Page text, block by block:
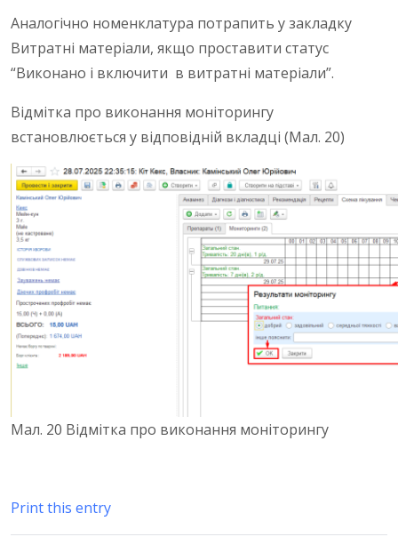
Аналогічно номенклатура потрапить у закладку
Витратні матеріали, якщо проставити статус
“Виконано і включити в витратні матеріали”.
Відмітка про виконання моніторингу
встановлюється у відповідній вкладці (Мал. 20)
Мал. 20 Відмітка про виконання моніторингу
Print this entry